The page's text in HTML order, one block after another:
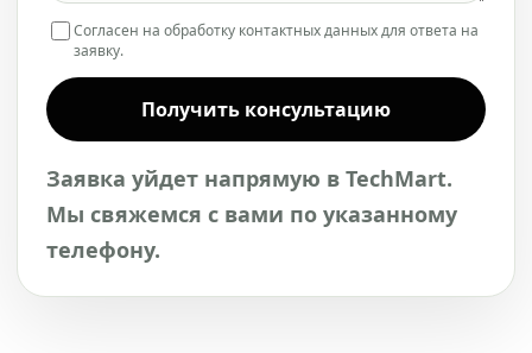
Согласен на обработку контактных данных для ответа на
заявку.
Получить консультацию
Заявка уйдет напрямую в TechMart.
Мы свяжемся с вами по указанному
телефону.